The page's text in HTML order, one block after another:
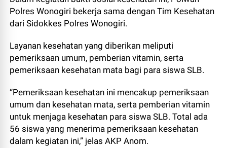
Polres Wonogiri bekerja sama dengan Tim Kesehatan
dari Sidokkes Polres Wonogiri.
Layanan kesehatan yang diberikan meliputi
pemeriksaan umum, pemberian vitamin, serta
pemeriksaan kesehatan mata bagi para siswa SLB.
“Pemeriksaan kesehatan ini mencakup pemeriksaan
umum dan kesehatan mata, serta pemberian vitamin
untuk menjaga kesehatan para siswa SLB. Total ada
56 siswa yang menerima pemeriksaan kesehatan
dalam kegiatan ini,” jelas AKP Anom.